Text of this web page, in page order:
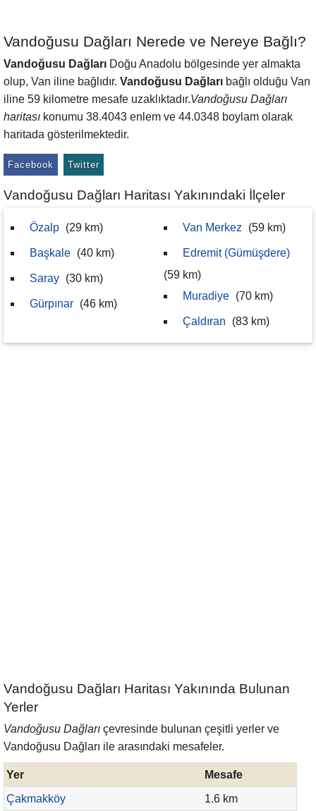
Vandoğusu Dağları Nerede ve Nereye Bağlı?
Vandoğusu Dağları Doğu Anadolu bölgesinde yer almakta
olup, Van iline bağlıdır. Vandoğusu Dağları bağlı olduğu Van
iline 59 kilometre mesafe uzaklıktadır.Vandoğusu Dağları
haritası konumu 38.4043 enlem ve 44.0348 boylam olarak
haritada gösterilmektedir.
Facebook Twitter
Vandoğusu Dağları Haritası Yakınındaki İlçeler
Özalp (29 km)
Başkale (40 km)
Saray (30 km)
Gürpınar (46 km)
Van Merkez (59 km)
Edremit (Gümüşdere)
(59 km)
Muradiye (70 km)
Çaldıran (83 km)
Vandoğusu Dağları Haritası Yakınında Bulunan
Yerler
Vandoğusu Dağları çevresinde bulunan çeşitli yerler ve
Vandoğusu Dağları ile arasındaki mesafeler.
Yer
Mesafe
Çakmakköy
1.6 km